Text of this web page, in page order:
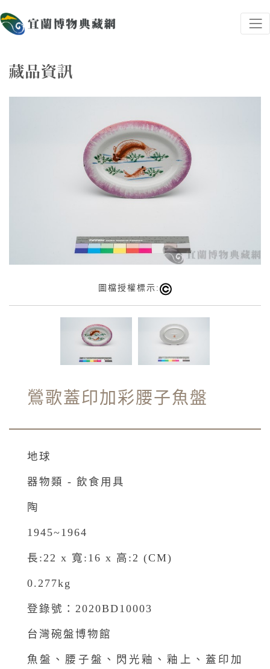
宜蘭博物典藏網
網頁導覽
圖檔授權標示:
鶯歌蓋印加彩腰子魚盤
地球
器物類 - 飲食用具
陶
1945~1964
長:22 x 寬:16 x 高:2 (CM)
0.277kg
登錄號：2020BD10003
台灣碗盤博物館
魚盤、腰子盤、閃光釉、釉上、蓋印加